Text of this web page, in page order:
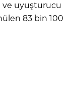
ve uyuşturucu
83 bin 100